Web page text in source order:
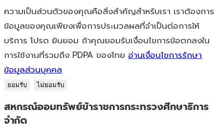
ความเป็นส่วนตัวของคุณคือสิ่งสำคัญสำหรับเรา เราต้องการ
ข้อมูลของคุณเพียงเพื่อการประมวลผลที่จำเป็นต่อการให้
บริการ โปรด ยินยอม ถ้าคุณยอมรับเงื่อนไขการข้อตกลงใน
การใช้งานที่รวมถึง PDPA ของไทย อ่านเงื่อนไขการรักษา
ข้อมูลส่วนบุคคล
ยอมรับ ไม่ยอมรับ
Skip
to
สหกรณ์ออมทรัพย์ข้าราชการกระทรวงศึกษาธิการ
จำกัด